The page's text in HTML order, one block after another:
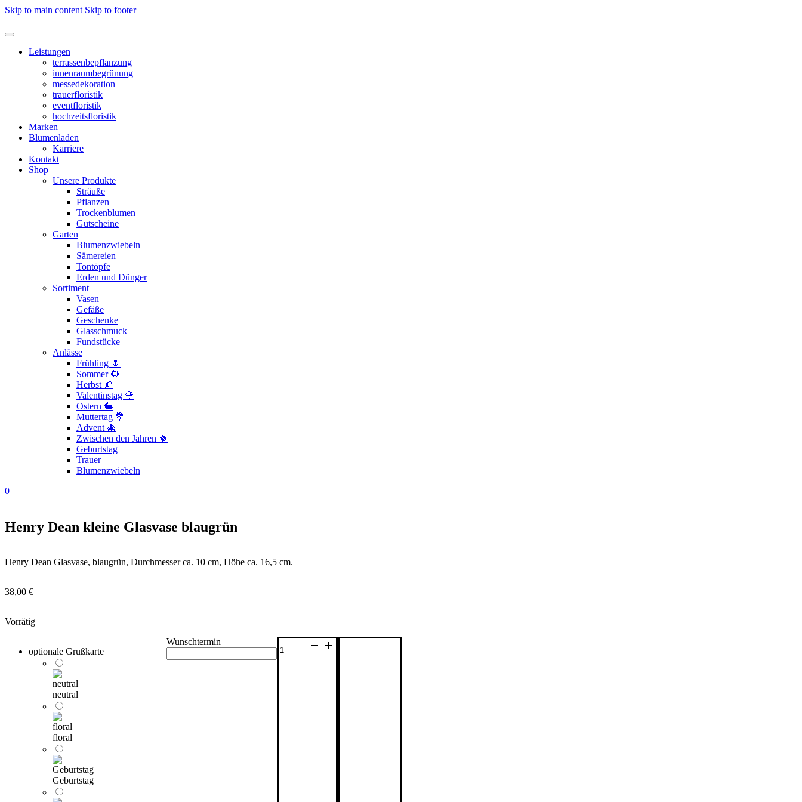
Skip to main content Skip to footer
Leistungen
terrassenbepflanzung
innenraumbegrünung
messedekoration
trauerfloristik
eventfloristik
hochzeitsfloristik
Marken
Blumenladen
Karriere
Kontakt
Shop
Unsere Produkte
Sträuße
Pflanzen
Trockenblumen
Gutscheine
Garten
Blumenzwiebeln
Sämereien
Tontöpfe
Erden und Dünger
Sortiment
Vasen
Gefäße
Geschenke
Glasschmuck
Fundstücke
Anlässe
Frühling 🌷
Sommer 🌻
Herbst 🍂
Valentinstag 🌹
Ostern 🐇
Muttertag 💐
Advent 🎄
Zwischen den Jahren 🍀
Geburtstag
Trauer
Blumenzwiebeln
0
Henry Dean kleine Glasvase blaugrün
Henry Dean Glasvase, blaugrün, Durchmesser ca. 10 cm, Höhe ca. 16,5 cm.
38,00 €
Vorrätig
optionale Grußkarte
neutral
floral
Geburtstag
Wunschtermin
Dean